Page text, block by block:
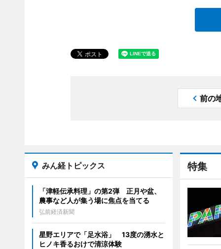
前の
特集
みん経トピックス
「津軽伝承料理」の第2弾 正月や盆、
農事など人が集う場に焦点を当てる
弘前経済新聞
星野エリアで「足水浴」 13度の湧水と
ヒノキ香るおけで清涼体験